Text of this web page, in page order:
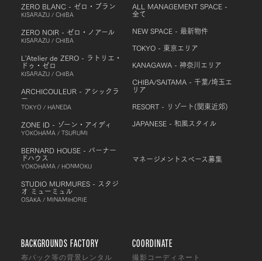
ZERO BLANC - ゼロ・ブラン
KISARAZU / CHIBA
ZERO NOIR - ゼロ・ノアール
KISARAZU / CHIBA
L'Atelier de ZERO - ラトリエ・
ドゥ・ゼロ
KISARAZU / CHIBA
ARCHICOULEUR - アシックラ
ー
TOKYO / HANEDA
ZONE ID - ゾーン・アイディ
YOKOHAMA / TSURUMI
BERNARD HOUSE - バーナー
ドハウス
YOKOHAMA / HONMOKU
STUDIO MURMURES - スタジ
オ ミューミュル
OSAKA / MINAMIHORIE
ALL MANAGEMENT SPACE -
全て
NEW SPACE - 最新物件
TOKYO - 東京エリア
KANAGAWA - 神奈川エリア
CHIBA/SAITAMA - 千葉/埼玉エ
リア
RESORT - リゾート(関東近郊)
JAPANESE - 和風スタイル
マネージメントスペース募集
BACKGROUNDS FACTORY
布バック等の背景レンタル
COORDINATE
撮影コーディネート